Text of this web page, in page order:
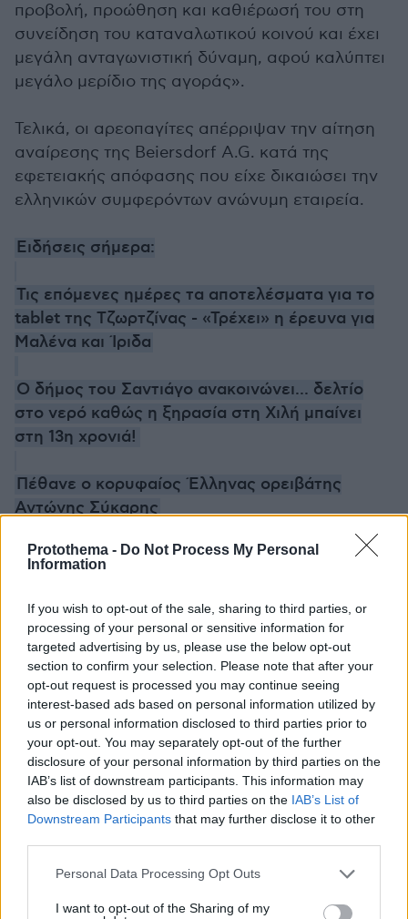
Protothema - Do Not Process My Personal
Information
If you wish to opt-out of the sale, sharing to third parties, or
processing of your personal or sensitive information for
targeted advertising by us, please use the below opt-out
section to confirm your selection. Please note that after your
opt-out request is processed you may continue seeing
interest-based ads based on personal information utilized by
us or personal information disclosed to third parties prior to
your opt-out. You may separately opt-out of the further
disclosure of your personal information by third parties on the
IAB’s list of downstream participants. This information may
also be disclosed by us to third parties on the IAB’s List of
Downstream Participants that may further disclose it to other
Please note that this website/app uses one or more Google
not limited to your visit or usage behaviour. You may click to
Personal Data Processing Opt Outs
I want to opt-out of the Sharing of my
προβολή, προώθηση και καθιέρωσή του στη
συνείδηση του καταναλωτικού κοινού και έχει
μεγάλη ανταγωνιστική δύναμη, αφού καλύπτει
μεγάλο μερίδιο της αγοράς».
Τελικά, οι αρεοπαγίτες απέρριψαν την αίτηση
αναίρεσης της Beiersdorf A.G. κατά της
εφετειακής απόφασης που είχε δικαιώσει την
ελληνικών συμφερόντων ανώνυμη εταιρεία.
Ειδήσεις σήμερα:
Τις επόμενες ημέρες τα αποτελέσματα για το
tablet της Τζωρτζίνας - «Τρέχει» η έρευνα για
Μαλένα και Ίριδα
Ο δήμος του Σαντιάγο ανακοινώνει... δελτίο
στο νερό καθώς η ξηρασία στη Χιλή μπαίνει
στη 13η χρονιά!
Πέθανε ο κορυφαίος Έλληνας ορειβάτης
Αντώνης Σύκαρης
Thema Insights
Ακολουθήστε το
Δείτε όλες τις τελευταίεςΕιδήσεις από την Ελλάδα
και τον Κόσμο, τη στιγμή που συμβαίνουν, στο
Protothema.gr